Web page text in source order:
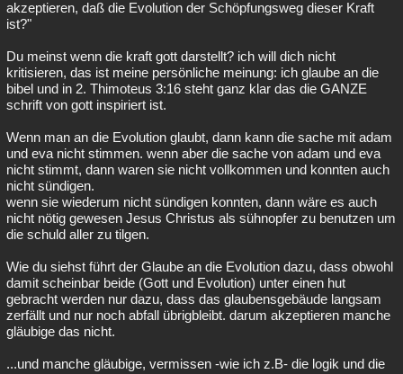
akzeptieren, daß die Evolution der Schöpfungsweg dieser Kraft
ist?"
Du meinst wenn die kraft gott darstellt? ich will dich nicht
kritisieren, das ist meine persönliche meinung: ich glaube an die
bibel und in 2. Thimoteus 3:16 steht ganz klar das die GANZE
schrift von gott inspiriert ist.
Wenn man an die Evolution glaubt, dann kann die sache mit adam
und eva nicht stimmen. wenn aber die sache von adam und eva
nicht stimmt, dann waren sie nicht vollkommen und konnten auch
nicht sündigen.
wenn sie wiederum nicht sündigen konnten, dann wäre es auch
nicht nötig gewesen Jesus Christus als sühnopfer zu benutzen um
die schuld aller zu tilgen.
Wie du siehst führt der Glaube an die Evolution dazu, dass obwohl
damit scheinbar beide (Gott und Evolution) unter einen hut
gebracht werden nur dazu, dass das glaubensgebäude langsam
zerfällt und nur noch abfall übrigbleibt. darum akzeptieren manche
gläubige das nicht.
...und manche gläubige, vermissen -wie ich z.B- die logik und die